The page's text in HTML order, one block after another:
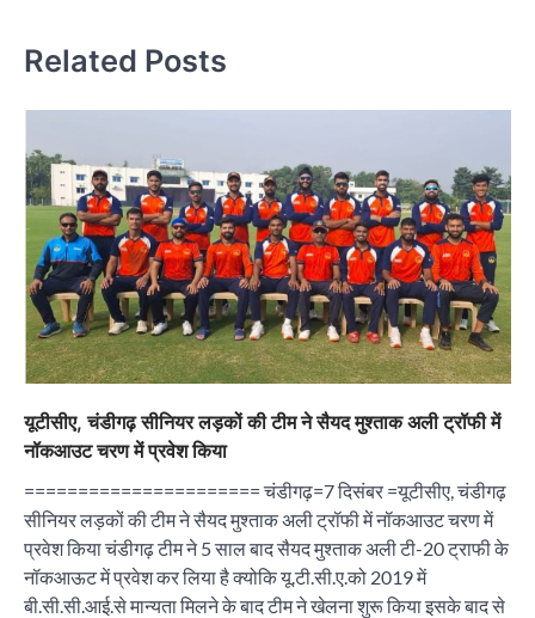
Related Posts
यूटीसीए, चंडीगढ़ सीनियर लड़कों की टीम ने सैयद मुश्ताक अली ट्रॉफी में
नॉकआउट चरण में प्रवेश किया
====================== चंडीगढ़=7 दिसंबर =यूटीसीए, चंडीगढ़
सीनियर लड़कों की टीम ने सैयद मुश्ताक अली ट्रॉफी में नॉकआउट चरण में
प्रवेश किया चंडीगढ़ टीम ने 5 साल बाद सैयद मुश्ताक अली टी-20 ट्राफी के
नॉकआऊट में प्रवेश कर लिया है क्योकि यू.टी.सी.ए.को 2019 में
बी.सी.सी.आई.से मान्यता मिलने के बाद टीम ने खेलना शुरू किया इसके बाद से